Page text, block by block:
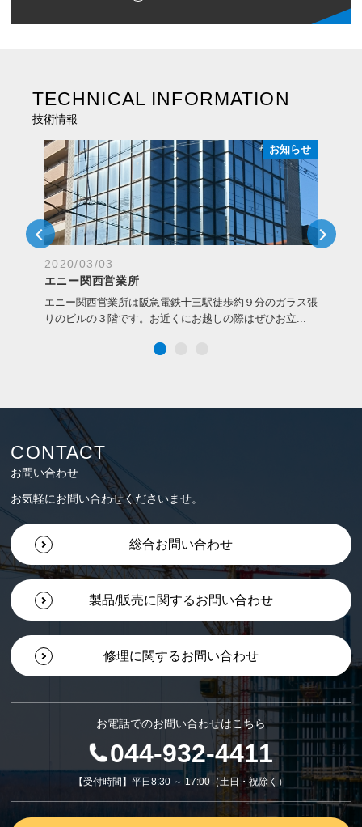
TECHNICAL INFORMATION
技術情報
Previous
2020/03/03
エニー関西営業所
エニー関西営業所は阪急電鉄十三駅徒歩約９分のガラス張
りのビルの３階です。お近くにお越しの際はぜひお立...
お知らせ
Next
CONTACT
お問い合わせ
お気軽にお問い合わせくださいませ。
総合お問い合わせ
製品/販売に関するお問い合わせ
修理に関するお問い合わせ
お電話でのお問い合わせはこちら
044-932-4411
【受付時間】平日8:30 ～ 17:00（土日・祝除く）